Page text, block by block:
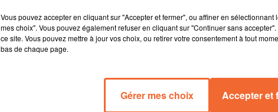
Vous pouvez accepter en cliquant sur "Accepter et fermer", ou affiner en
mes choix". Vous pouvez également refuser en cliquant sur "Continuer sans
ce site. Vous pouvez mettre à jour vos choix, ou retirer votre consentement à tout
bas de chaque page.
Gérer mes choix Accepter et